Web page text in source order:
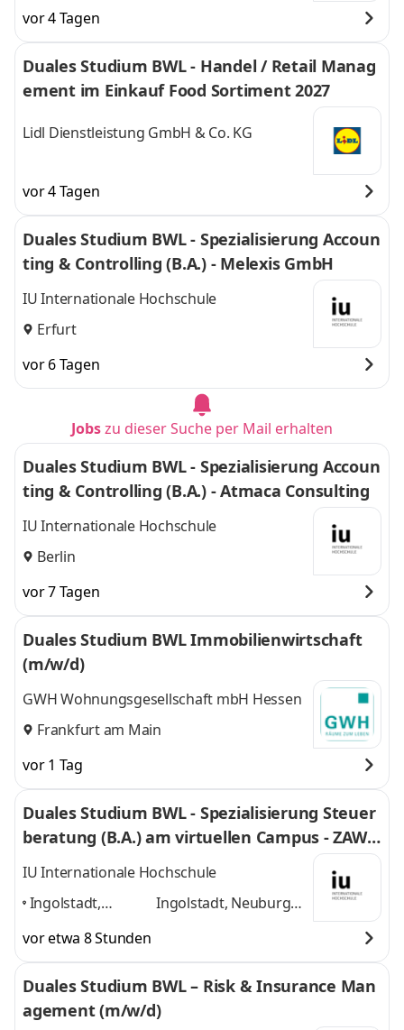
vor 4 Tagen
Duales Studium BWL - Handel / Retail Manag
ement im Einkauf Food Sortiment 2027
Lidl Dienstleistung GmbH & Co. KG
vor 4 Tagen
Duales Studium BWL - Spezialisierung Accoun
ting & Controlling (B.A.) - Melexis GmbH
IU Internationale Hochschule
Erfurt
vor 6 Tagen
Jobszu dieser Suche per Mail erhalten
Duales Studium BWL - Spezialisierung Accoun
ting & Controlling (B.A.) - Atmaca Consulting
IU Internationale Hochschule
Berlin
vor 7 Tagen
Duales Studium BWL Immobilienwirtschaft
(m/w/d)
GWH Wohnungsgesellschaft mbH Hessen
Frankfurt am Main
vor 1 Tag
Duales Studium BWL - Spezialisierung Steuer
beratung (B.A.) am virtuellen Campus - ZAWI-
Treuhand
IU Internationale Hochschule
Ingolstadt,
Donau, Rain am
Lech, Home-
Office,
Ingolstadt, Neuburg
1 weitere
vor etwa 8 Stunden
Duales Studium BWL – Risk & Insurance Man
agement (m/w/d)